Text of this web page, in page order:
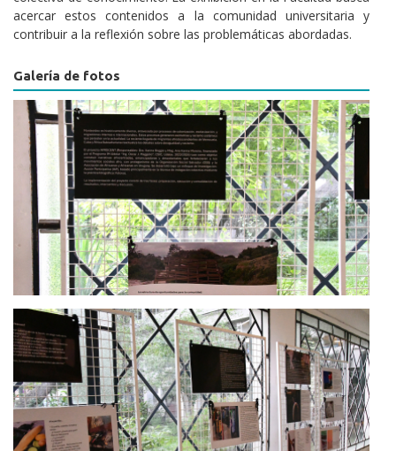
acercar estos contenidos a la comunidad universitaria y
contribuir a la reflexión sobre las problemáticas abordadas.
Galería de fotos